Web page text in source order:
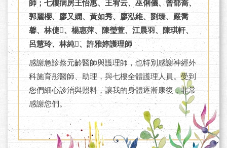
師；七樓病房王怡惠、王宥云、巫俐儀、曾郁喬、
郭麗櫻、廖又嫻、黃如秀、廖泓維、劉臻、嚴喬
馨、林倢、楊惠萍、陳瑩萱、江晨羽、陳琪軒、
呂慧玲、林純、許雅婷護理師
感謝急診蔡元齡醫師與護理師，也特別感謝神經外
科施育彤醫師、助理，與七樓全體護理人員。受到
您們細心診治與照料，讓我的身體逐漸康復，非常
感謝您們。